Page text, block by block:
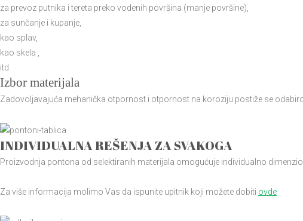
za prevoz putnika i tereta preko vodenih površina (manje površine),
za sunčanje i kupanje,
kao splav,
kao skela ,
itd.
Izbor materijala
Zadovoljavajuća mehanička otpornost i otpornost na koroziju postiže se
INDIVIDUALNA REŠENJA ZA SVAKOGA
Proizvodnja pontona od selektiranih materijala omogućuje individualno
Za više informacija molimo Vas da ispunite upitnik koji možete dobiti ovde